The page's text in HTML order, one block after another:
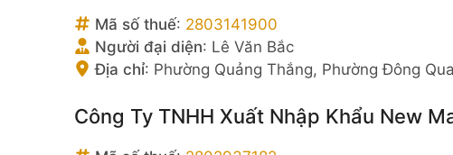
Mã số thuế: 2803141900
Người đại diện: Lê Văn Bắc
Địa chỉ: Phường Quảng Thắng, Phường Đông
Công Ty TNHH Xuất Nhập Khẩu New